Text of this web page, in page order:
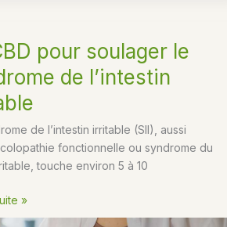
pour soulager le
de l’intestin
de l’intestin irritable (SII), aussi
fonctionnelle ou syndrome du
touche environ 5 à 10
»